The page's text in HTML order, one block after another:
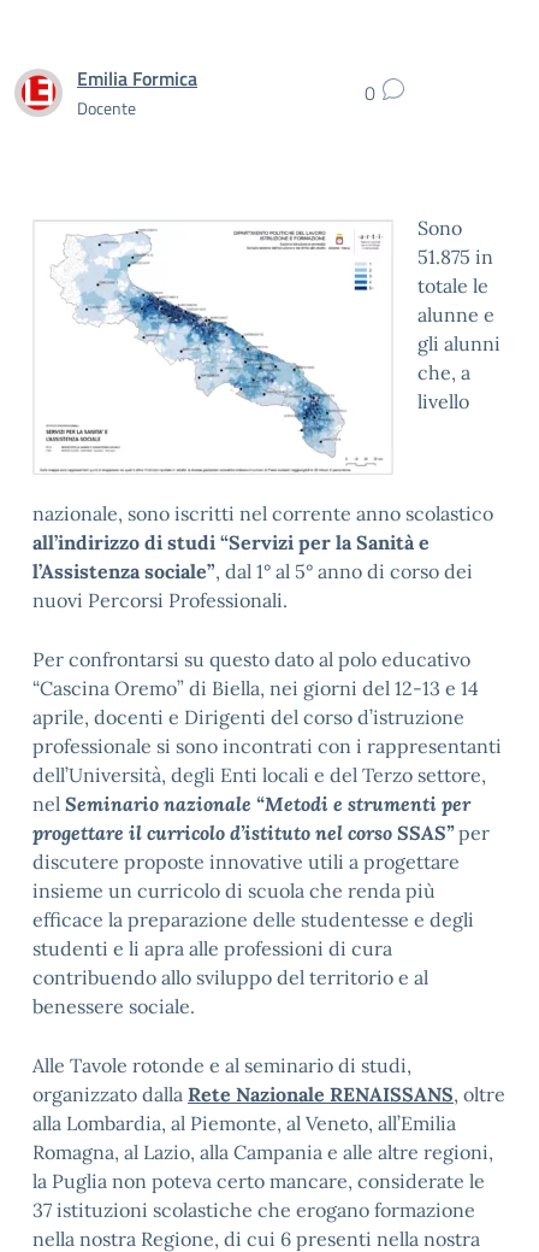
Emilia Formica
Docente 0
Sono
51.875 in
totale le
alunne e
gli alunni
che, a
livello
nazionale, sono iscritti nel corrente anno scolastico
all’indirizzo di studi “Servizi per la Sanità e
l’Assistenza sociale”, dal 1° al 5° anno di corso dei
nuovi Percorsi Professionali.
Per confrontarsi su questo dato al polo educativo
“Cascina Oremo” di Biella, nei giorni del 12-13 e 14
aprile, docenti e Dirigenti del corso d’istruzione
professionale si sono incontrati con i rappresentanti
dell’Università, degli Enti locali e del Terzo settore,
nel Seminario nazionale “Metodi e strumenti per
progettare il curricolo d’istituto nel corso SSAS”per
discutere proposte innovative utili a progettare
insieme un curricolo di scuola che renda più
efficace la preparazione delle studentesse e degli
studenti e li apra alle professioni di cura
contribuendo allo sviluppo del territorio e al
benessere sociale.
Alle Tavole rotonde e al seminario di studi,
organizzato dalla Rete Nazionale RENAISSANS, oltre
alla Lombardia, al Piemonte, al Veneto, all’Emilia
Romagna, al Lazio, alla Campania e alle altre regioni,
la Puglia non poteva certo mancare, considerate le
37 istituzioni scolastiche che erogano formazione
nella nostra Regione, di cui 6 presenti nella nostra